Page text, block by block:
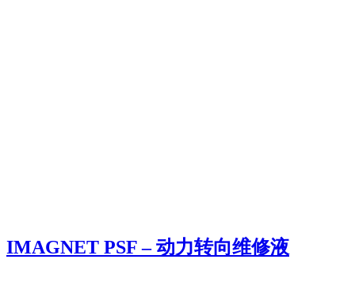
IMAGNET PSF – 动力转向维修液